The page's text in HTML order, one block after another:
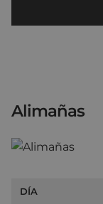
Alimañas
DÍA